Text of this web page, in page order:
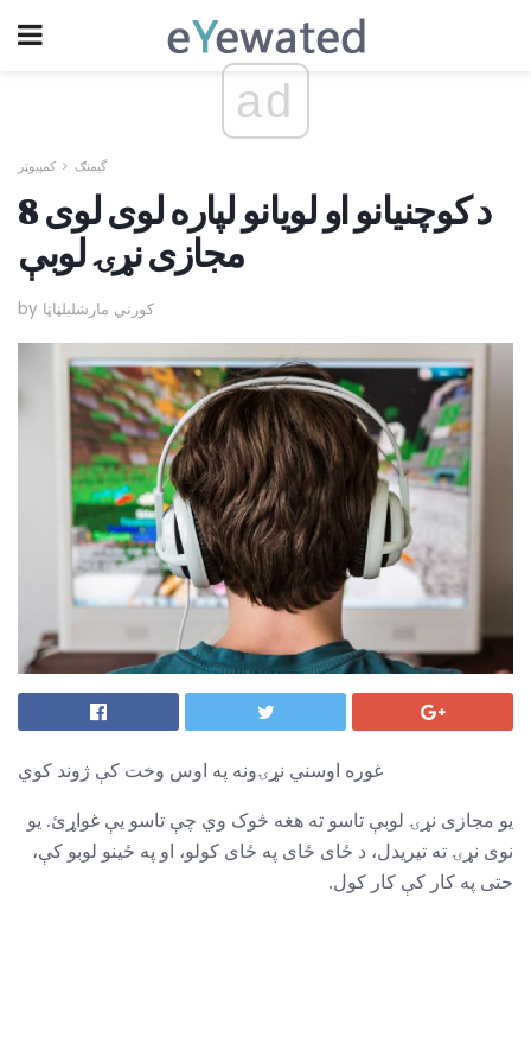
ad
گیمنګ کمپیوټر
8 د کوچنيانو او لویانو لپاره لوی لوی
مجازی نړۍ لوبې
by کورني مارشلیلټاټا
غوره اوسني نړۍونه په اوس وخت کې ژوند کوي
یو مجازی نړۍ لوبې تاسو ته هغه څوک وي چې تاسو یې غواړئ. یو
نوی نړۍ ته تیریدل، د ځای ځای په ځای کولو، او په ځینو لوبو کې،
حتی په کار کې کار کول.